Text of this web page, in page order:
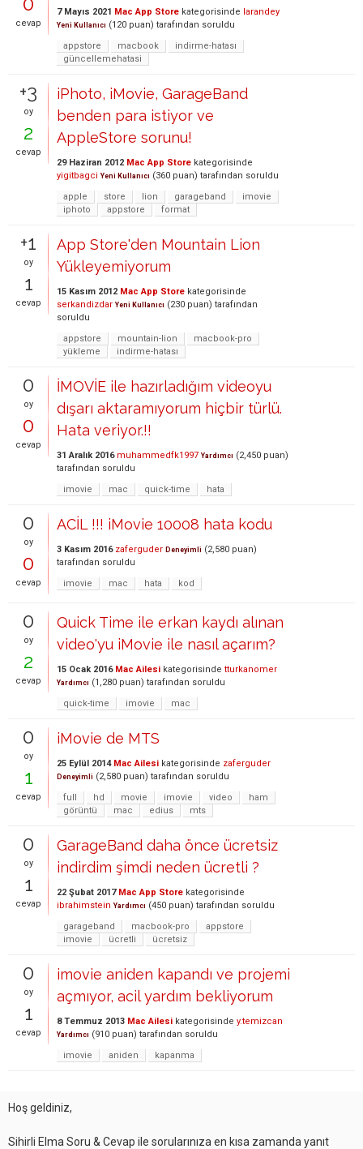
cevap
7 Mayıs 2021 Mac App Store kategorisinde larandey
Yeni Kullanıcı (120 puan) tarafından soruldu
appstore
macbook
indirme-hatası
güncellemehatasi
+3
oy
2
cevap
iPhoto, iMovie, GarageBand
benden para istiyor ve
AppleStore sorunu!
29 Haziran 2012 Mac App Store kategorisinde
yigitbagci Yeni Kullanıcı (360 puan) tarafından soruldu
apple
store lion garageband
imovie
iphoto
appstore format
+1
oy
1
cevap
App Store'den Mountain Lion
Yükleyemiyorum
15 Kasım 2012 Mac App Store kategorisinde
serkandizdar Yeni Kullanıcı (230 puan) tarafından
soruldu
appstore
mountain-lion
macbook-pro
yükleme
indirme-hatası
0
oy
0
cevap
İMOVİE ile hazırladığım videoyu
dışarı aktaramıyorum hiçbir türlü.
Hata veriyor.!!
31 Aralık 2016 muhammedfk1997 Yardımcı (2,450 puan)
tarafından soruldu
imovie
mac quick-time hata
0
oy
0
cevap
ACİL !!! iMovie 10008 hata kodu
3 Kasım 2016 zaferguder Deneyimli (2,580 puan)
tarafından soruldu
imovie
mac hata kod
0
oy
2
cevap
Quick Time ile erkan kaydı alınan
video'yu iMovie ile nasıl açarım?
15 Ocak 2016 Mac Ailesi kategorisinde tturkanomer
Yardımcı (1,280 puan) tarafından soruldu
quick-time
imovie mac
0
oy
1
cevap
iMovie de MTS
25 Eylül 2014 Mac Ailesi kategorisinde zaferguder
Deneyimli (2,580 puan) tarafından soruldu
full
hd movie imovie video
ham
görüntü
mac edius mts
0
oy
1
cevap
GarageBand daha önce ücretsiz
indirdim şimdi neden ücretli ?
22 Şubat 2017 Mac App Store kategorisinde
ibrahimstein Yardımcı (450 puan) tarafından soruldu
garageband
macbook-pro
appstore
imovie
ücretli ücretsiz
0
oy
1
cevap
imovie aniden kapandı ve projemi
açmıyor, acil yardım bekliyorum
8 Temmuz 2013 Mac Ailesi kategorisinde y.temizcan
Yardımcı (910 puan) tarafından soruldu
imovie
aniden kapanma
Hoş geldiniz,
Sihirli Elma Soru & Cevap ile sorularınıza en kısa zamanda yanıt